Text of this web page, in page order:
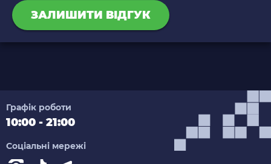
ЗАЛИШИТИ ВІДГУК
Графік роботи
10:00 - 21:00
Соціальні мережі